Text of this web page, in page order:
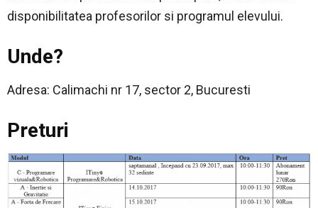
disponibilitatea profesorilor si programul elevului.
Unde?
Adresa: Calimachi nr 17, sector 2, Bucuresti
Preturi